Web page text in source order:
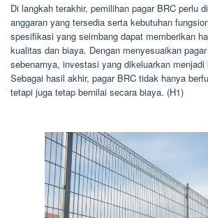
Di langkah terakhir, pemilihan pagar BRC perlu
anggaran yang tersedia serta kebutuhan
spesifikasi yang seimbang dapat memberikan
kualitas dan biaya. Dengan menyesuaikan
sebenarnya, investasi yang dikeluarkan menjadi
Sebagai hasil akhir, pagar BRC tidak hanya
tetapi juga tetap bernilai secara biaya. (H1)